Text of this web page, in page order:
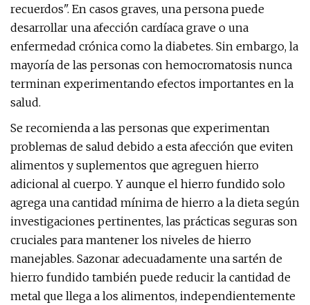
recuerdos". En casos graves, una persona puede
desarrollar una afección cardíaca grave o una
enfermedad crónica como la diabetes. Sin embargo, la
mayoría de las personas con hemocromatosis nunca
terminan experimentando efectos importantes en la
salud.
Se recomienda a las personas que experimentan
problemas de salud debido a esta afección que eviten
alimentos y suplementos que agreguen hierro
adicional al cuerpo. Y aunque el hierro fundido solo
agrega una cantidad mínima de hierro a la dieta según
investigaciones pertinentes, las prácticas seguras son
cruciales para mantener los niveles de hierro
manejables. Sazonar adecuadamente una sartén de
hierro fundido también puede reducir la cantidad de
metal que llega a los alimentos, independientemente